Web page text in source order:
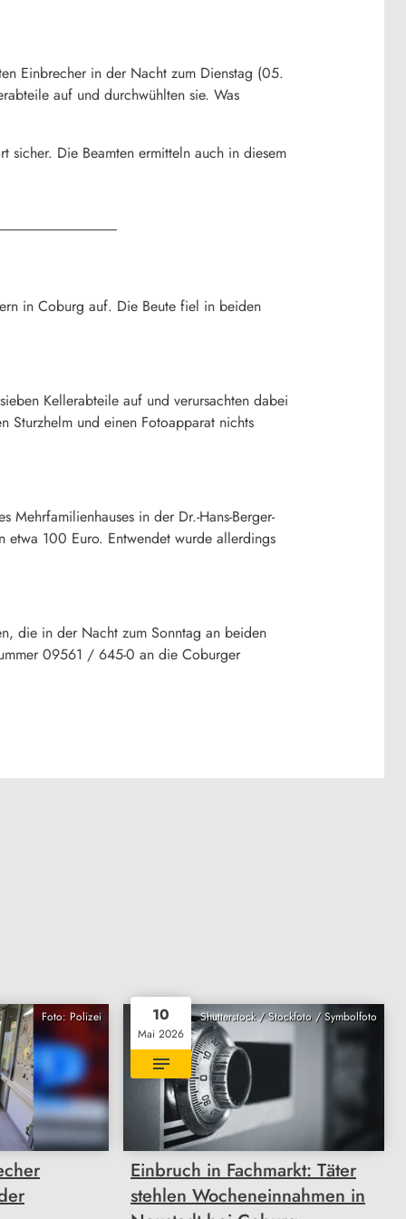
Einbrecher in der Nacht zum Dienstag (05.
auf und durchwühlten sie. Was
sicher. Die Beamten ermitteln auch in diesem
in Coburg auf. Die Beute fiel in beiden
Kellerabteile auf und verursachten dabei
Sturzhelm und einen Fotoapparat nichts
in der Dr.-Hans-Berger-
etwa 100 Euro. Entwendet wurde allerdings
die in der Nacht zum Sonntag an beiden
09561 / 645-0 an die Coburger
Foto: Polizei Shutterstock / Stockfoto / Symbolfoto
10
Mai 2026
Einbruch in Fachmarkt: Täter
stehlen Wocheneinnahmen in